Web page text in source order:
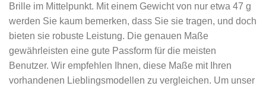
Brille im Mittelpunkt. Mit einem Gewicht von nur etwa 47 g
werden Sie kaum bemerken, dass Sie sie tragen, und doch
bieten sie robuste Leistung. Die genauen Maße
gewährleisten eine gute Passform für die meisten
Benutzer. Wir empfehlen Ihnen, diese Maße mit Ihren
vorhandenen Lieblingsmodellen zu vergleichen. Um unser